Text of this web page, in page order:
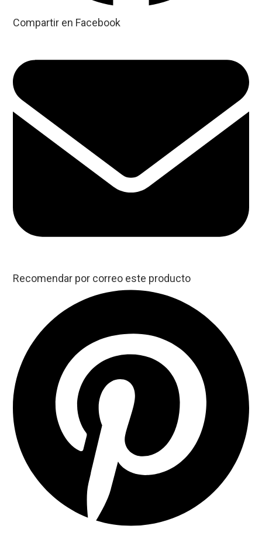
Compartir en Facebook
Recomendar por correo este producto